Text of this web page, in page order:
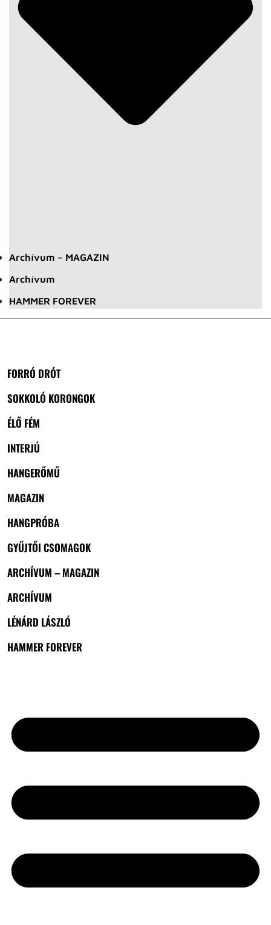
Archívum – MAGAZIN
Archívum
HAMMER FOREVER
FORRÓ DRÓT
SOKKOLÓ KORONGOK
ÉLŐ FÉM
INTERJÚ
HANGERŐMŰ
MAGAZIN
HANGPRÓBA
GYŰJTŐI CSOMAGOK
ARCHÍVUM – MAGAZIN
ARCHÍVUM
LÉNÁRD LÁSZLÓ
HAMMER FOREVER